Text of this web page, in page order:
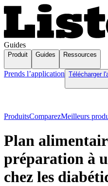
Guides
Produit Guides Ressources
Prends l’application Télécharger
ProduitsComparezMeilleurs
Plan
préparation à
chez les